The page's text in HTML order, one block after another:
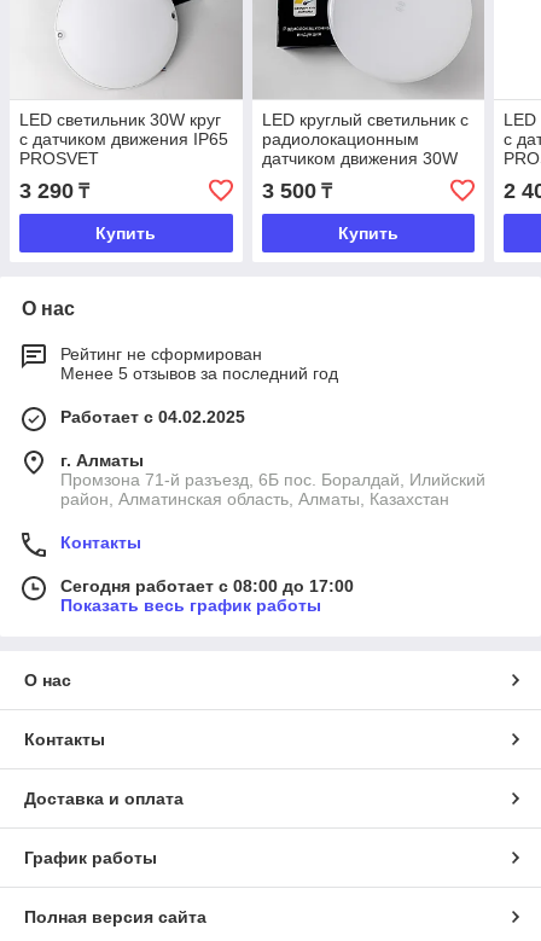
LED светильник 30W круг
с датчиком движения IP65
PROSVET
3 290 ₸
Купить
LED круглый светильник с
радиолокационным
датчиком движения 30W
6500K PROSVET
3 500₸
Купить
LED
с
2
О нас
Рейтинг не сформирован
Менее 5 отзывов за последний год
Работает с 04.02.2025
г. Алматы
Промзона 71-й разъезд, 6Б пос. Боралдай, Илийский
район, Алматинская область, Алматы, Казахстан
Контакты
Сегодня работает с 08:00 до 17:00
Показать весь график работы
О нас
Контакты
Доставка и оплата
График работы
Полная версия сайта